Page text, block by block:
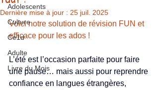
Adolescents
Culture
Ce1d
Adulte
Livre du Mois
Dernière mise à jour : 25 juil. 2025
Voici notre solution de révision FUN et
efficace pour les ados !
L’été est l’occasion parfaite pour faire
une pause… mais aussi pour reprendre
confiance en langues étrangères,